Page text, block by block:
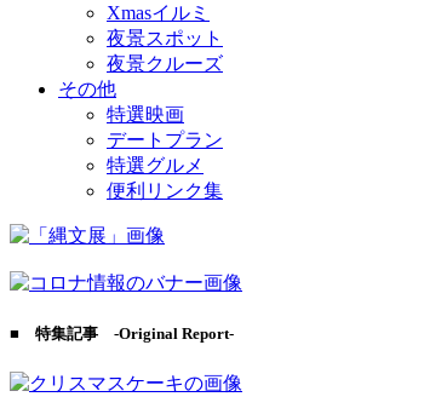
Xmasイルミ
夜景スポット
夜景クルーズ
その他
特選映画
デートプラン
特選グルメ
便利リンク集
■ 特集記事 -Original Report-